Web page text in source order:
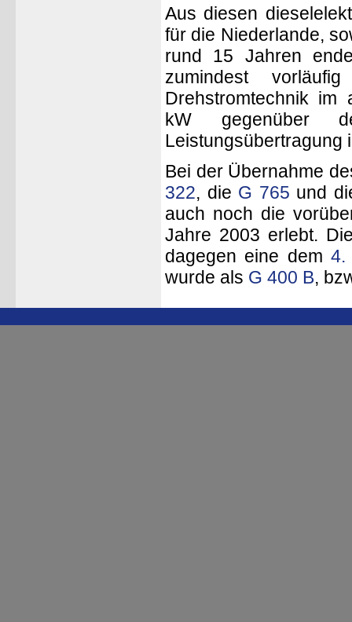
Aus diesen
für die Niederlande,
rund 15 Jahren
zumindest
Drehstromtechnik im
kW gegenüber
Leistungsübertragung
Bei der Übernahme
322, die G 765 und
auch noch die
Jahre 2003 erlebt.
dagegen eine dem 4.
wurde als G 400 B,